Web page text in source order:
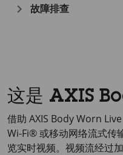
故障排查
这是 AXIS
借助 AXIS BodyWorn
Wi-Fi® 或移动网络流式传
览实时视频。视频流经过